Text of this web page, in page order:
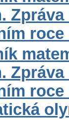
roce
roce